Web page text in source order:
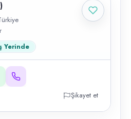
Yerinde
Şikayet et